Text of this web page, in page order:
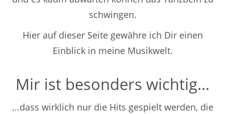
schwingen.
Hier auf dieser Seite gewähre ich Dir einen
Einblick in meine Musikwelt.
Mir ist besonders wichtig...
...dass wirklich nur die Hits gespielt werden, die